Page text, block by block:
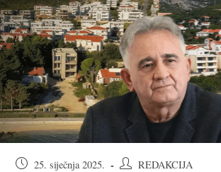
Objava25. siječnja 2025.
AutorREDAKCIJA